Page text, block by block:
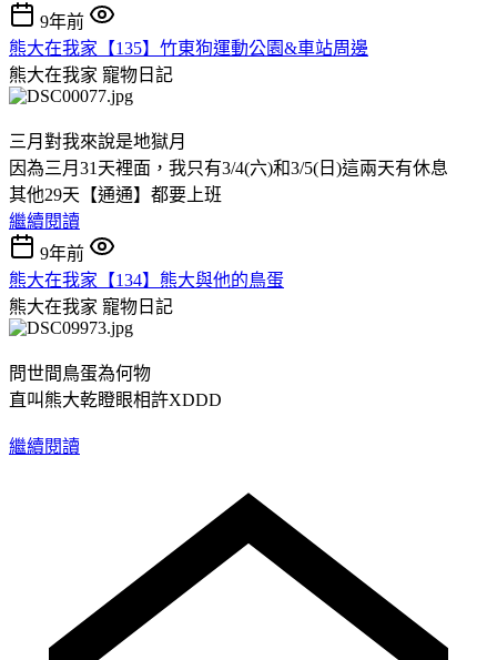
9年前
熊大在我家【135】竹東狗運動公園&車站周邊
熊大在我家 寵物日記
三月對我來說是地獄月
因為三月31天裡面，我只有3/4(六)和3/5(日)這兩天有休息
其他29天【通通】都要上班
繼續閱讀
9年前
熊大在我家【134】熊大與他的鳥蛋
熊大在我家 寵物日記
問世間鳥蛋為何物
直叫熊大乾瞪眼相許XDDD
繼續閱讀